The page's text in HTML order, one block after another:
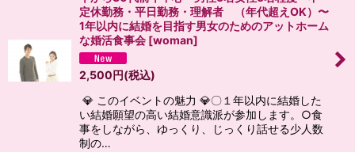
定休勤務・平日勤務・理解者 （年代超えOK）〜
1年以内に結婚を目指す男女のためのアットホーム
な婚活食事会 [woman]
2,500円(税込)
💎 このイベントの魅力 💎〇１年以内に結婚した
い結婚願望の高い結婚意識派が参加します。○食
事をしながら、ゆっくり、じっくり話せる少人数
制の…